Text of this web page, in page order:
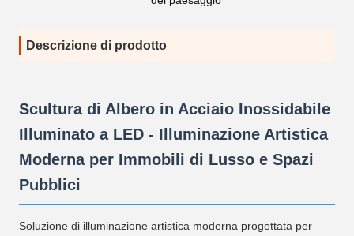
Descrizione di prodotto
Scultura di Albero in Acciaio Inossidabile
Illuminato a LED - Illuminazione Artistica
Moderna per Immobili di Lusso e Spazi
Pubblici
Soluzione di illuminazione artistica moderna progettata per